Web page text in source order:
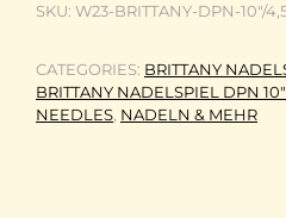
SKU: W23-BRITTANY-DPN-10"/
CATEGORIES: BRITTANY
BRITTANY NADELSPIEL DPN 10"
NEEDLES, NADELN & MEHR